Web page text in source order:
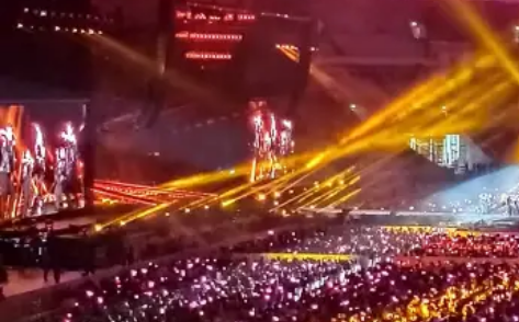
Fulfillment
Korporasi
Daftar jadi Mitra
Lacak pendaftaran Mitra